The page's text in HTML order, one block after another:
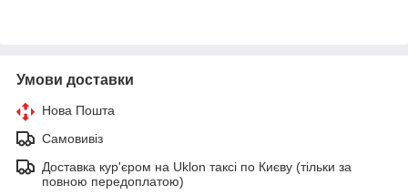
Умови доставки
Нова Пошта
Самовивіз
Доставка кур'єром на Uklon таксі по Києву (тільки за
повною передоплатою)